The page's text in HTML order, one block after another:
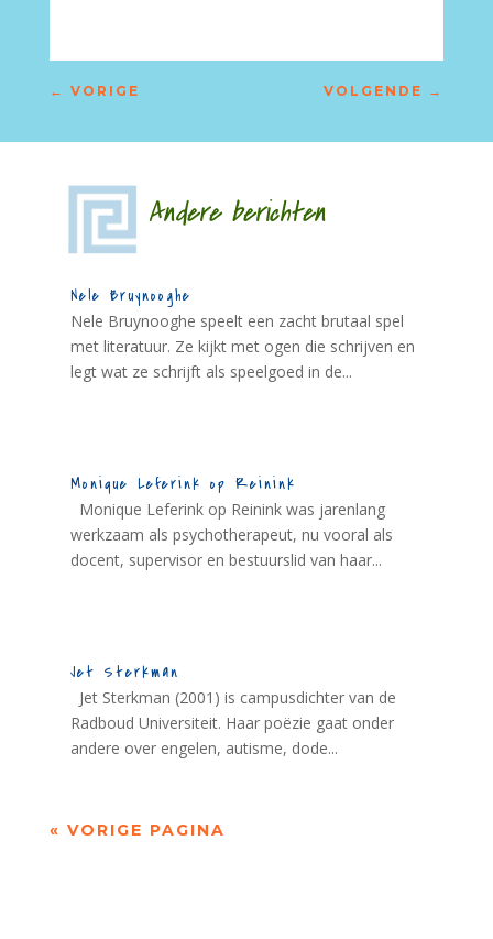
← VORIGE VOLGENDE →
Andere berichten
Nele Bruynooghe
Nele Bruynooghe speelt een zacht brutaal spel
met literatuur. Ze kijkt met ogen die schrijven en
legt wat ze schrijft als speelgoed in de...
Monique Leferink op Reinink
Monique Leferink op Reinink was jarenlang
werkzaam als psychotherapeut, nu vooral als
docent, supervisor en bestuurslid van haar...
Jet Sterkman
Jet Sterkman (2001) is campusdichter van de
Radboud Universiteit. Haar poëzie gaat onder
andere over engelen, autisme, dode...
« VORIGE PAGINA